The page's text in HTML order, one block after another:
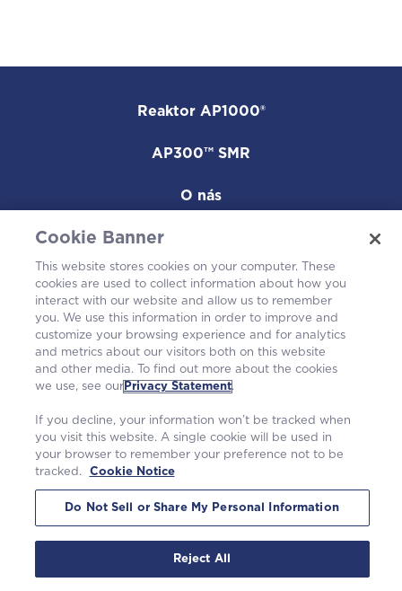
Reaktor AP1000®
AP300™ SMR
O nás
Naše elektrárny
Kariéra
©2026 Westinghouse Electric Company LLC. |
Prohlášení o ochraně osobních údajů|Podmínky použití|
Oznámení o souborech cookie
Cookie Banner
This website stores cookies on your computer. These
cookies are used to collect information about how you
interact with our website and allow us to remember
you. We use this information in order to improve and
customize your browsing experience and for analytics
and metrics about our visitors both on this website
and other media. To find out more about the cookies
we use, see our Privacy Statement.
If you decline, your information won’t be tracked when
you visit this website. A single cookie will be used in
your browser to remember your preference not to be
tracked.
Cookie Notice
Do Not Sell or Share My Personal Information
Reject All